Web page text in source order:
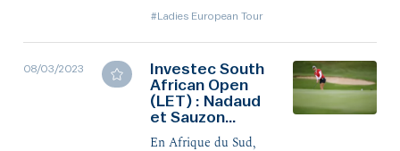
deux tours en Afrique
du Sud. Derrière elle,
six françaises sur les
huit engagées passent
le cut.
#Ladies European Tour
08/03/2023
Investec South
African Open
(LET) : Nadaud
et Sauzon
démarrent bien
En Afrique du Sud,